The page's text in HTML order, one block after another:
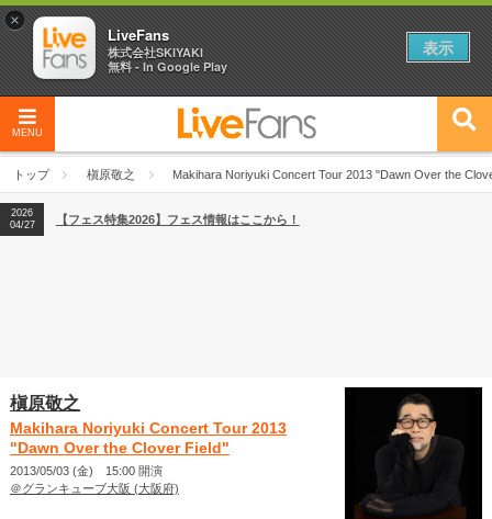
MENU
トップ 槇原敬之 Makihara Noriyuki Concert Tour 2013 "Dawn Over the
2026
04/27
2026
【ライブ動員ランキング】2026年上半期編発表！
2026
04/27
【フェス特集2026】フェス情報はここから！
槇原敬之
Makihara Noriyuki Concert Tour 2013
"Dawn Over the Clover Field"
2013/05/03 (金) 15:00 開演
＠グランキューブ大阪 (大阪府)
×
LiveFans
株式会社SKIYAKI
無料 - In Google Play
表示